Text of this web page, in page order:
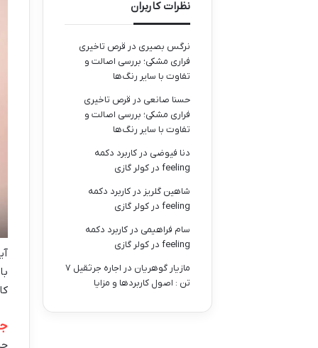
نظرات کاربران
نرگس بصیری در قرص تاخیری
فراری مشکی؛ بررسی اصالت و
تفاوت با سایر رنگ‌ها
حسنا صانعی در قرص تاخیری
فراری مشکی؛ بررسی اصالت و
تفاوت با سایر رنگ‌ها
دنا فیوضی درکاربرد دکمه
feeling در کولر گازی
شاهین گلریز درکاربرد دکمه
feeling در کولر گازی
سام فراهیمی درکاربرد دکمه
feeling در کولر گازی
مازیار گوهریان در
اجاره جرثقیل ۷
تن : اصول کاربردها و مزایا